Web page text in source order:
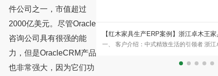
件公司之一，市值超过
2000亿美元。尽管Oracle
咨询公司具有很强的能
力，但是OracleCRM产品
也非常强大，因为它们功
王家具CRM、ERP、MES数字
浙江卓木王红木家俱有限公司
红木家具与高端中式整装领域的
【家具数字化案例】戎马家具重磅引入
戎马家具 戎马家具自2006年起深耕软体家